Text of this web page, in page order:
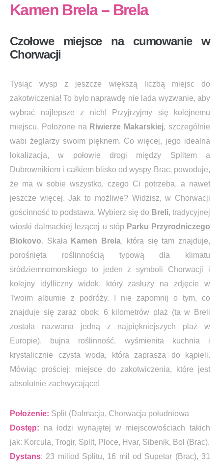
Kamen Brela–Brela
Czołowe miejsce na cumowanie w
Chorwacji
Tysiąc wysp z jeszcze większą liczbą miejsc do
zakotwiczenia! To było naprawdę nie lada wyzwanie, aby
wybrać najlepsze z nich! Przyjrzyjmy się kolejnemu
miejscu. Położone na Riwierze Makarskiej, szczególnie
wabi żeglarzy swoim pięknem. Co więcej, jego idealna
lokalizacja, w połowie drogi między Splitem a
Dubrownikiem i całkiem blisko od wyspy Brac, powoduje,
że ma w sobie wszystko, czego Ci potrzeba, a nawet
jeszcze więcej. Jak to możliwe? Widzisz, w Chorwacji
gościnność to podstawa. Wybierz się do Breli, tradycyjnej
wioski dalmackiej leżącej u stóp Parku Przyrodniczego
Biokovo. Skała Kamen Brela, która się tam znajduje,
porośnięta roślinnością typową dla klimatu
śródziemnomorskiego to jeden z symboli Chorwacji i
kolejny idylliczny widok, który zasłuży na zdjęcie w
Twoim albumie z podróży. I nie zapomnij o tym, co
znajduje się zaraz obok: 6 kilometrów plaż (ta w Breli
została nazwana jedną z najpiękniejszych plaż w
Europie), bujna roślinność, wyśmienita kuchnia i
krystalicznie czysta woda, która zaprasza do kąpieli.
Mówiąc prościej: miejsce do zakotwiczenia, które jest
absolutnie zachwycające!
Położenie: Split (Dalmacja, Chorwacja południowa
Dostęp:
na łodzi wynajętej w miejscowościach takich
jak: Korcula, Trogir, Split, Ploce, Hvar, Sibenik, Bol (Brac).
Dystans: 23 miliod Splitu, 16 mil od Supetar (Brac), 31